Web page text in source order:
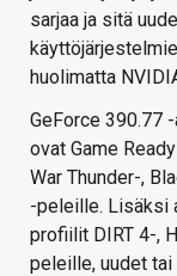
sarjaa ja sitä
huolimatta
GeForce 390.77
ovat Game
War Thunder-,
-peleille. Lisäksi
profiilit DIRT 4-,
peleille, uudet